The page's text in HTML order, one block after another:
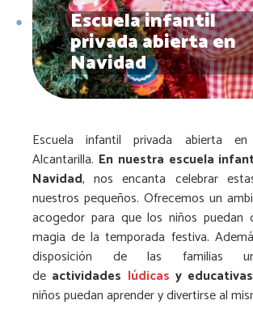
Escuela infantil
privada abierta en
Navidad
Escuela infantil privada abierta
Alcantarilla. En nuestra escuela
Navidad, nos encanta celebrar
nuestros pequeños. Ofrecemos un
acogedor para que los niños puedan
magia de la temporada festiva.
disposición de las familias
de actividades lúdicas y educativas
niños puedan aprender y divertirse al